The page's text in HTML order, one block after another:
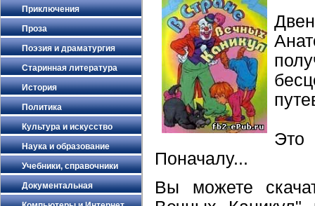
Приключения
Проза
Поэзия и драматургия
Старинная литература
История
Политика
Культура и искусство
Наука и образование
Учебники, справочники
Документальная
Это
Поначалу...
Вы можете